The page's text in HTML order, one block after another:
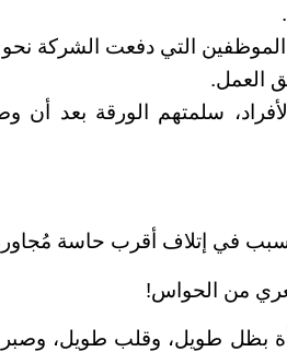
الموظفين التي دفعت الشركة نحو
العمل.
سلمتهم الورقة بعد أن
في إتلاف أقرب حاسة
من الحواس!
بظل طويل، وقلب طويل،